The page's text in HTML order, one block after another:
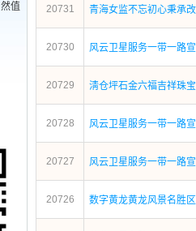
值
20731 青海女监不忘初心秉承
20730 风云卫星服务一带一路
20729 淸仓坪石金六福吉祥珠
20728 风云卫星服务一带一路
20727 风云卫星服务一带一路
20726 数字黄龙黄龙风景名胜区